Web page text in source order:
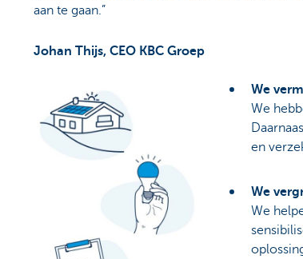
aan te gaan.”
Johan Thijs, CEO KBC Groep
We
We
en
We
We